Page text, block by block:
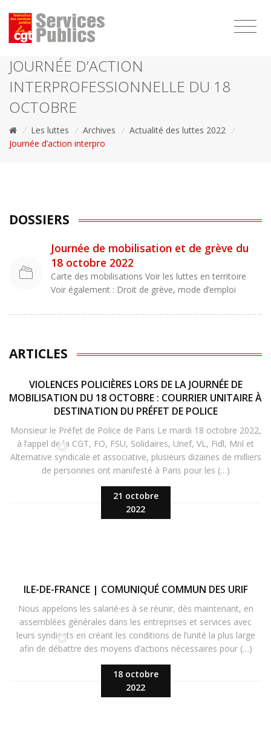
JOURNÉE D’ACTION
INTERPROFESSIONNELLE DU 18
OCTOBRE
/ Les luttes / Archives / Actualité des luttes 2022 /
Journée d’action interpro
DOSSIERS
Journée de mobilisation et de grève du
18 octobre 2022
Carte des mobilisations Voir les luttes en territoire
Voir également : Droit de grève, mode d’emploi
ARTICLES
21 octobre
2022
VIOLENCES POLICIÈRES LORS DE LA JOURNÉE DE
MOBILISATION DU 18 OCTOBRE : COURRIER UNITAIRE À
DESTINATION DU PRÉFET DE POLICE
Monsieur le Préfet de Police de Paris Le mardi 18 octobre 2022,
à l’appel de la CGT, FO, FSU, Solidaires, Unef, VL, Fidl, Mnl et
Alternative syndicale et associative, plusieurs dizaines de milliers
de personnes ont manifesté à Paris pour les (…)
18 octobre
2022
ILE-DE-FRANCE | COMUNIQUÉ COMMUN DES URIF
Nous appelons les salarié·es à se réunir, dès maintenant, en
assemblées générales dans les entreprises et services avec
leurs syndicats en créant les conditions de l’unité la plus large
afin de débattre des moyens d’actions nécessaires pour (…)